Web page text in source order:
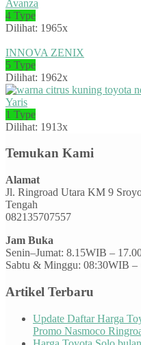
Avanza
4 Type
Dilihat: 1965x
INNOVA ZENIX
5 Type
Dilihat: 1962x
Yaris
1 Type
Dilihat: 1913x
Temukan Kami
Alamat
Jl. Ringroad Utara KM 9
Tengah
082135707557
Jam Buka
Senin–Jumat: 8.15WIB –
Sabtu & Minggu: 08:30WIB –
Artikel Terbaru
Update Daftar Harga
Promo Nasmoco